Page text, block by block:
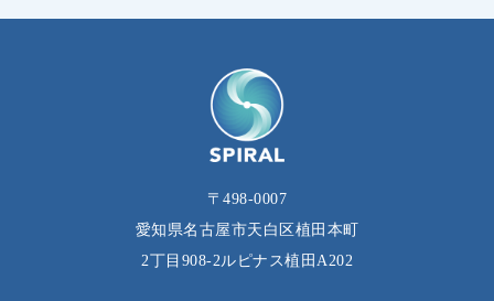
〒498-0007
愛知県名古屋市天白区植田本町
2丁目908‐2ルピナス植田A202